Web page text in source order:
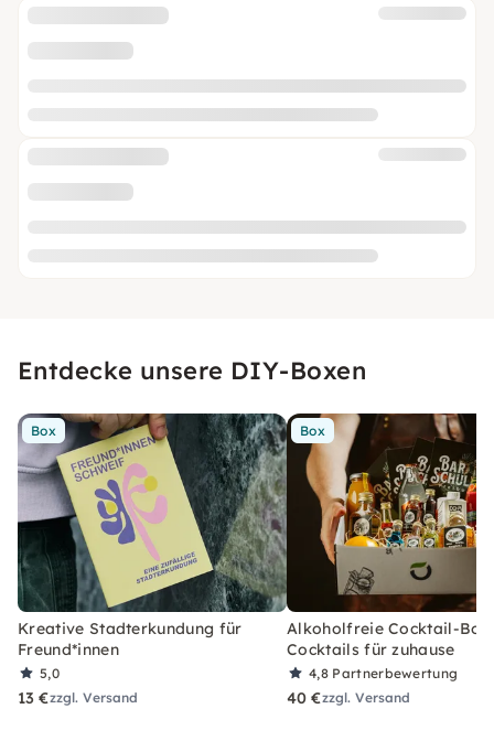
Entdecke unsere DIY-Boxen
Box
Kreative Stadterkundung für
Freund*innen
5,0
13 €zzgl. Versand
Box
Alkoholfreie Cocktail-Box
Cocktails für zuhause
4,8 Partnerbewertung
40 €zzgl. Versand